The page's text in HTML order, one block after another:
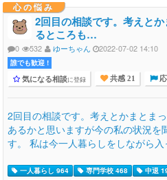
心の悩み
2回目の相談です。考えと
るところも…
0 532 ゆーちゃん 2022-07-02 14:10
誰でも歓迎 !
気になる相談に登録 共感 21 応
2回目の相談です。考えとかまとま
あるかと思いますが今の私の状況を
す。 私は今一人暮らしをしながら
一人暮らし 964 専門学校 468 中退